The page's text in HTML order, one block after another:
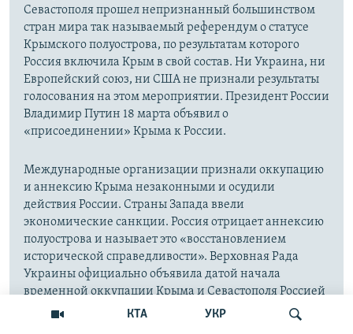
КТА УКР
Севастополя прошел непризнанный большинством
стран мира так называемый референдум о статусе
Крымского полуострова, по результатам которого
Россия включила Крым в свой состав. Ни Украина, ни
Европейский союз, ни США не признали результаты
голосования на этом мероприятии. Президент России
Владимир Путин 18 марта объявил о
«присоединении» Крыма к России.
Международные организации признали оккупацию
и аннексию Крыма незаконными и осудили
действия России. Страны Запада ввели
экономические санкции. Россия отрицает аннексию
полуострова и называет это «восстановлением
исторической справедливости». Верховная Рада
Украины официально объявила датой начала
временной оккупации Крыма и Севастополя Россией
20 февраля 2014 года.